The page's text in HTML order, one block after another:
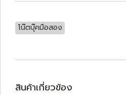
โน๊ตบุ๊คมือสอง
สินค้าเกี่ยวข้อง